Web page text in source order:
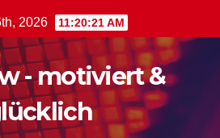
2026 11:20:22 AM
- motiviert &